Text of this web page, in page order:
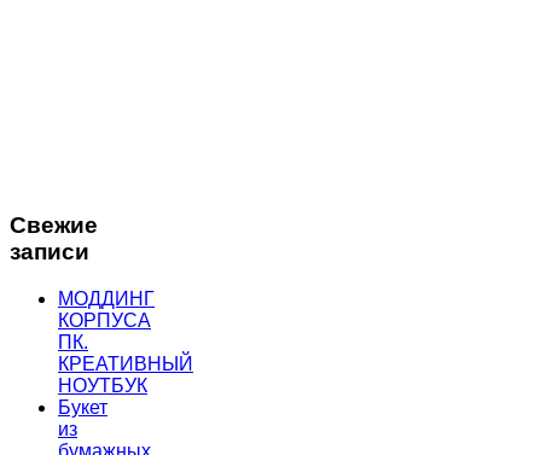
Свежие
записи
МОДДИНГ
КОРПУСА
ПК.
КРЕАТИВНЫЙ
НОУТБУК
Букет
из
бумажных